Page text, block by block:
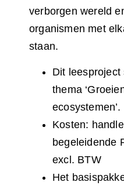
verborgen wereld
organismen met
staan.
Dit
thema
ecosystemen’.
Kosten:
begeleidende
excl. BTW
Het